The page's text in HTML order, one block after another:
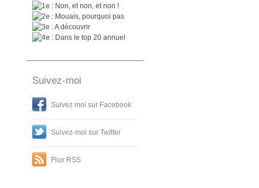
: Non, et non, et non !
: Mouais, pourquoi pas
: A découvrir
: Dans le top 20 annuel
Suivez-moi
Suivez moi sur Facebook
Suivez-moi sur Twitter
Flux RSS